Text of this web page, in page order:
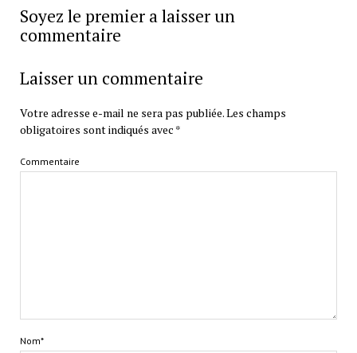
Soyez le premier a laisser un
commentaire
Laisser un commentaire
Votre adresse e-mail ne sera pas publiée.Les champs
obligatoires sont indiqués avec *
Commentaire
Nom*